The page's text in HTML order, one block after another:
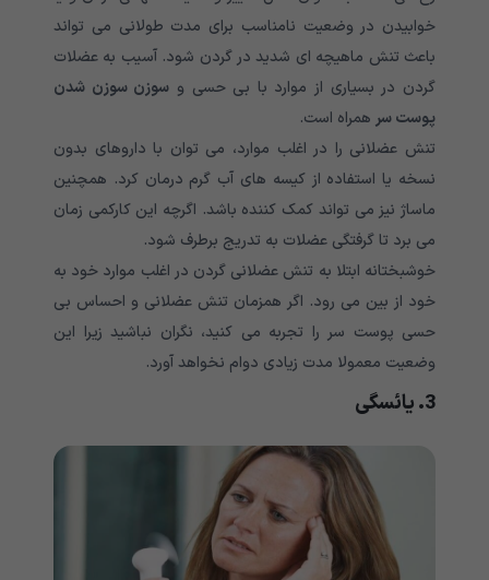
خوابیدن در وضعیت نامناسب برای مدت طولانی می تواند
باعث تنش ماهیچه ای شدید در گردن شود. آسیب به عضلات
گردن در بسیاری از موارد با بی حسی و سوزن سوزن شدن
پوست سر همراه است.
تنش عضلانی را در اغلب موارد، می توان با داروهای بدون
نسخه یا استفاده از کیسه های آب گرم درمان کرد. همچنین
ماساژ نیز می تواند کمک کننده باشد. اگرچه این کارکمی زمان
می برد تا گرفتگی عضلات به تدریج برطرف شود.
خوشبختانه ابتلا به تنش عضلانی گردن در اغلب موارد خود به
خود از بین می رود. اگر همزمان تنش عضلانی و احساس بی
حسی پوست سر را تجربه می کنید، نگران نباشید زیرا این
وضعیت معمولا مدت زیادی دوام نخواهد آورد.
3. یائسگی